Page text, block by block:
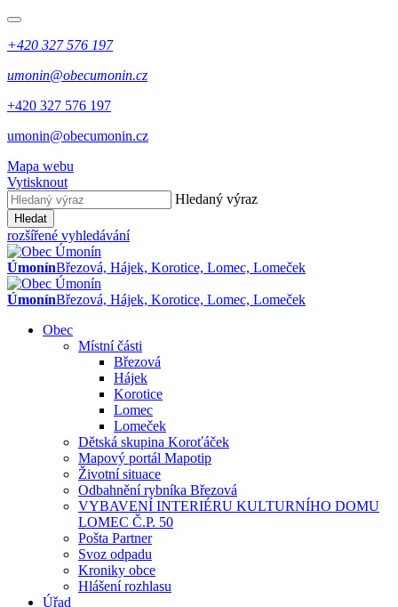
+420 327 576 197
umonin@obecumonin.cz
+420 327 576 197
umonin@obecumonin.cz
Mapa webu
Vytisknout
Hledaný výraz
Hledat
rozšířené vyhledávání
ÚmonínBřezová, Hájek, Korotice, Lomec, Lomeček
ÚmonínBřezová, Hájek, Korotice, Lomec, Lomeček
Obec
Místní části
Březová
Hájek
Korotice
Lomec
Lomeček
Dětská skupina Koroťáček
Mapový portál Mapotip
Životní situace
Odbahnění rybníka Březová
VYBAVENÍ INTERIÉRU KULTURNÍHO DOMU
LOMEC Č.P. 50
Pošta Partner
Svoz odpadu
Kroniky obce
Hlášení rozhlasu
Úřad